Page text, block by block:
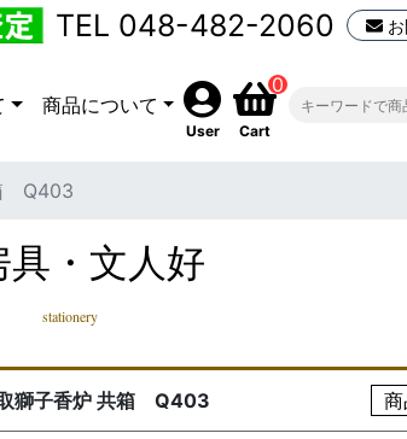
TEL 048-482-2060
商品について
User
0
Cart
Q403
具・文人好
stationery
獅子香炉 共箱 Q403